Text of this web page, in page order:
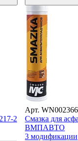
2
Арт.
Смазка для
ВМПАВТО
3 модификации